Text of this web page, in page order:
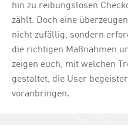
hin zu reibungslosen
zählt. Doch eine
nicht zufällig, sondern
die richtigen Maßnahmen
zeigen euch, mit welchen
gestaltet, die User
voranbringen.